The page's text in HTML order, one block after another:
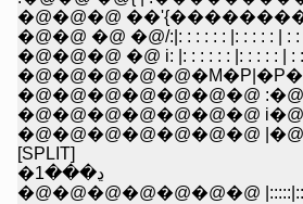
�@�@�@
�@�@ �@ �@/:|: : : : : : |: : : : : | : :
�@�@�@ �@ i: |: : : : : : |: : : : : | : :
�@�@�@�@�@�@�@
�@�@�@�@�@�@�@
�@�@�@�@�@�@�@
[SPLIT]
�ڍ���1
�@�@�@�@�@�@�@